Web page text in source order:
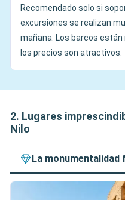
Recomendado solo si
excursiones se realizan
mañana. Los barcos
los precios son atractivos.
2. Lugares
Nilo
La monumentalidad